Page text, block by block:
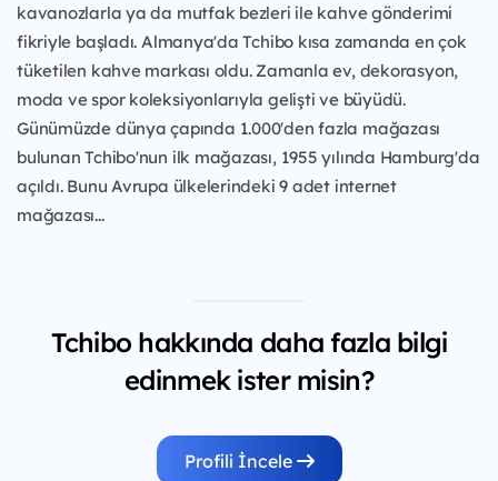
kavanozlarla ya da mutfak bezleri ile kahve gönderimi
fikriyle başladı. Almanya'da Tchibo kısa zamanda en çok
tüketilen kahve markası oldu. Zamanla ev, dekorasyon,
moda ve spor koleksiyonlarıyla gelişti ve büyüdü.
Günümüzde dünya çapında 1.000'den fazla mağazası
bulunan Tchibo'nun ilk mağazası, 1955 yılında Hamburg'da
açıldı. Bunu Avrupa ülkelerindeki 9 adet internet
mağazası...
Tchibo hakkında daha fazla bilgi
edinmek ister misin?
Profili İncele